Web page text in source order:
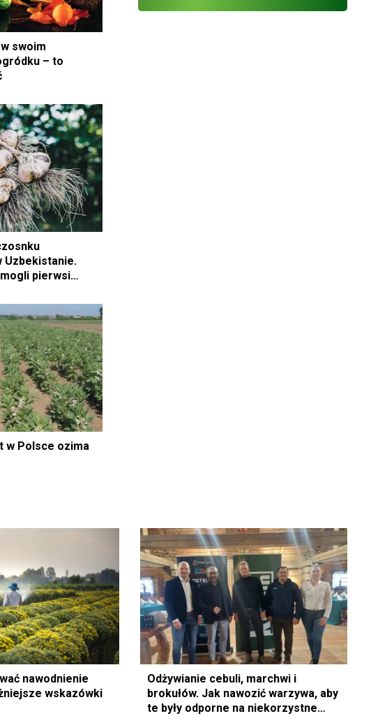
swoim
– to
Uzbekistanie.
pierwsi
w Polsce ozima
nawodnienie
wskazówki
Odżywianie cebuli, marchwi i
brokułów. Jak nawozić warzywa, aby
te były odporne na niekorzystne